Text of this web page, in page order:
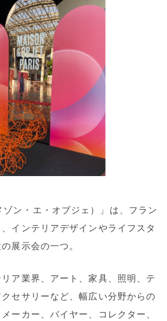
ゾン・エ・オブジェ）」は、フラン
インテリアデザインやライフスタ
展示会の一つ。
ア業界、アート、家具、照明、テ
セサリーなど、幅広い分野からの
ーカー、バイヤー、コレクター、